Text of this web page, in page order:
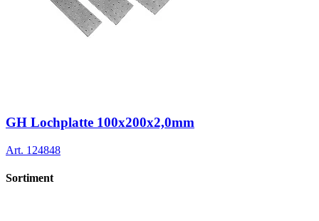
GH Lochplatte 100x200x2,0mm
Art. 124848
Sortiment